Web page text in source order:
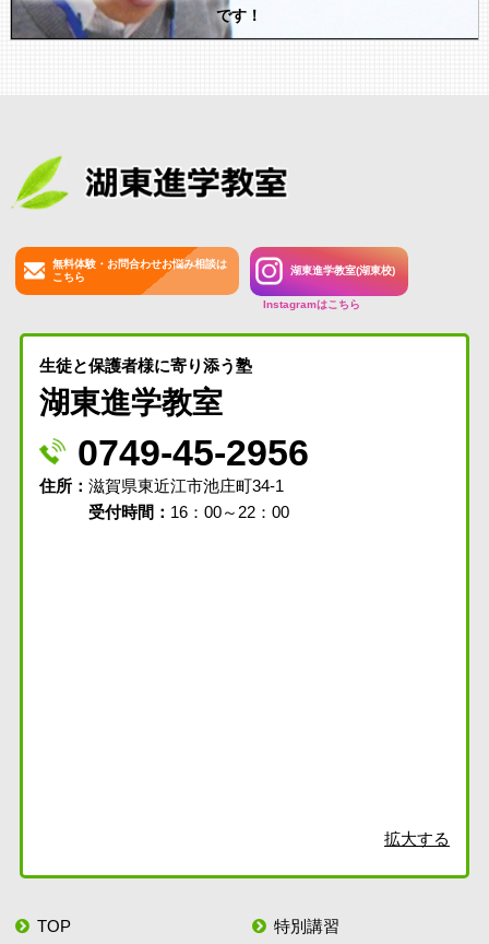
です！
無料体験・お問合わせお悩み相談は
こちら
湖東進学教室(湖東校)
Instagramはこちら
生徒と保護者様に寄り添う塾
湖東進学教室
0749-45-2956
住所
滋賀県東近江市池庄町34-1
受付時間： 16：00～22：00
拡大する
TOP 特別講習